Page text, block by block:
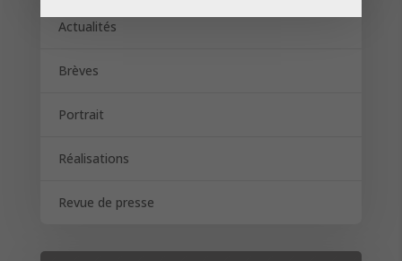
Actualités
Brèves
Portrait
Réalisations
Revue de presse